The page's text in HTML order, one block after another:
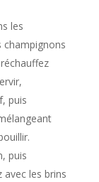
les
puis
puis
avec les brins